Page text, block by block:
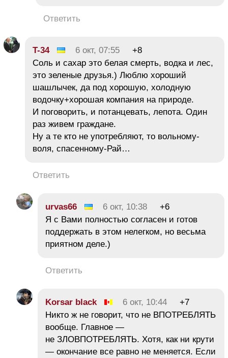
Ответить
T-34 6 окт, 07:55
+8
Соль и сахар это белая смерть, водка и лес,
это зеленые друзья.) Люблю хороший
шашлычек, да под хорошую, холодную
водочку+хорошая компания на природе.
И поговорить, и потанцевать, лепота. Один
раз живем граждане.
Ну а те кто не употребляют, то вольному-
воля, спасенному-Рай…
Ответить
urvas66 6 окт, 10:38
+6
Я с Вами полностью согласен и готов
поддержать в этом нелегком, но весьма
приятном деле.)
Ответить
Korsar black 6 окт, 10:44
+7
Никто ж не говорит, что не ВПОТРЕБЛЯТЬ
вообще. Главное —
не ЗЛОВПОТРЕБЛЯТЬ. Хотя, как ни крути
— окончание все равно не меняется. Если